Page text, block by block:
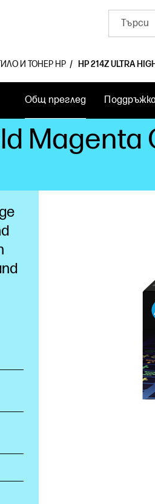
И ТОНЕР HP HP 214Z ULTRA
Общ преглед Поддръжка